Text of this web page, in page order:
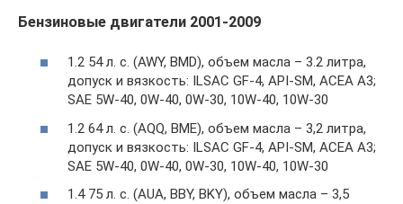
Бензиновые двигатели 2001-2009
1.2 54 л. с. (AWY, BMD), объем масла – 3.2 литра,
допуск и вязкость: ILSAC GF-4, API-SM, ACEA A3;
SAE 5W-40, 0W-40, 0W-30, 10W-40, 10W-30
1.2 64 л. с. (AQQ, BME), объем масла – 3,2 литра,
допуск и вязкость: ILSAC GF-4, API-SM, ACEA A3;
SAE 5W-40, 0W-40, 0W-30, 10W-40, 10W-30
1.4 75 л. с. (AUA, BBY, BKY), объем масла – 3,5